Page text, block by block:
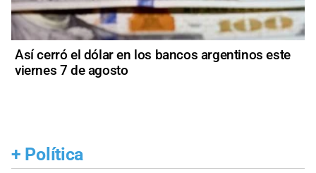
Así cerró el dólar en los bancos argentinos este
viernes 7 de agosto
+ Política